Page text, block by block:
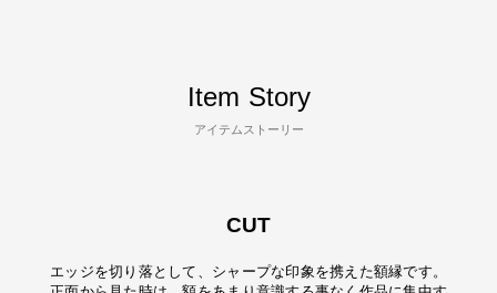
Item Story
アイテムストーリー
CUT
エッジを切り落として、シャープな印象を携えた額縁です。